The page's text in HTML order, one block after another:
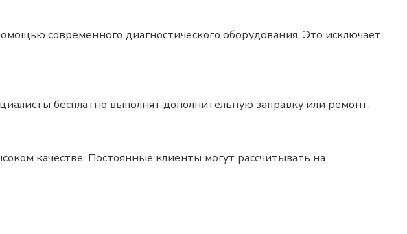
современного диагностического оборудования. Это исключает
бесплатно выполнят дополнительную заправку или ремонт.
качестве. Постоянные клиенты могут рассчитывать на